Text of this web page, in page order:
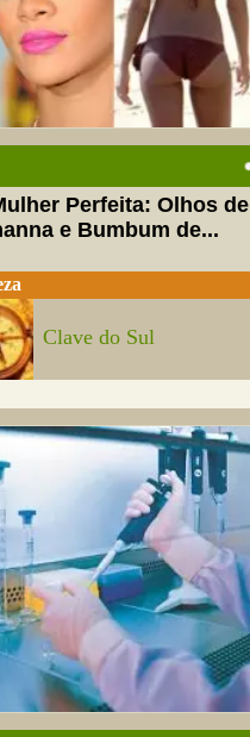
Perfeita: Olhos de
e Bumbum de...
Clave do Sul